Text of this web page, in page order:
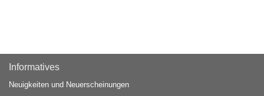
Informatives
Neuigkeiten und Neuerscheinungen